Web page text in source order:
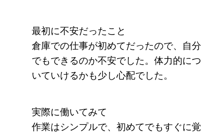
最初に不安だったこと
倉庫での仕事が初めてだったので、自分
でもできるのか不安でした。体力的につ
いていけるかも少し心配でした。
実際に働いてみて
作業はシンプルで、初めてでもすぐに覚